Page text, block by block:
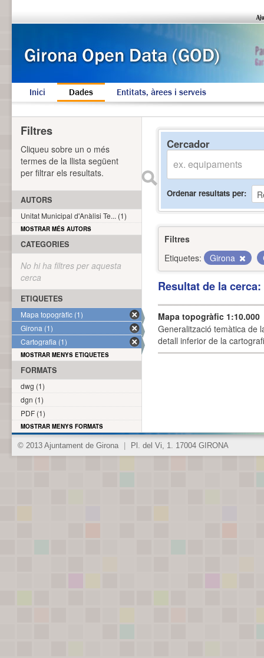
Inici Dades Entitats, àrees i serveis
Cercador
Ordenar resultats per
Filtres
Etiquetes:
Girona
Resultat de la
Mapa topogràfic 1:10.000
Generalització temàtica de
detall inferior de la
Filtres
Cliqueu sobre un o més
termes de la llista següent
per filtrar els resultats.
AUTORS
Unitat Municipal d'Anàlisi Te... (1)
MOSTRAR MÉS AUTORS
CATEGORIES
No hi ha filtres per aquesta
cerca
ETIQUETES
Mapa topogràfic (1)
Girona (1)
Cartografia (1)
MOSTRAR MENYS ETIQUETES
FORMATS
dwg (1)
dgn (1)
PDF (1)
MOSTRAR MENYS FORMATS
© 2013 Ajuntament de Girona Pl. del Vi, 1. 17004 GIRONA